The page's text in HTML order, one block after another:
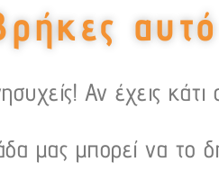
Αν έχεις
μας μπορεί να το